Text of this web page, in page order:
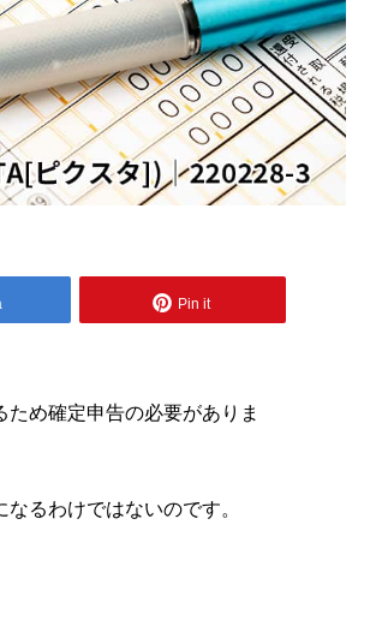
Pin it
め確定申告の必要がありま
るわけではないのです。